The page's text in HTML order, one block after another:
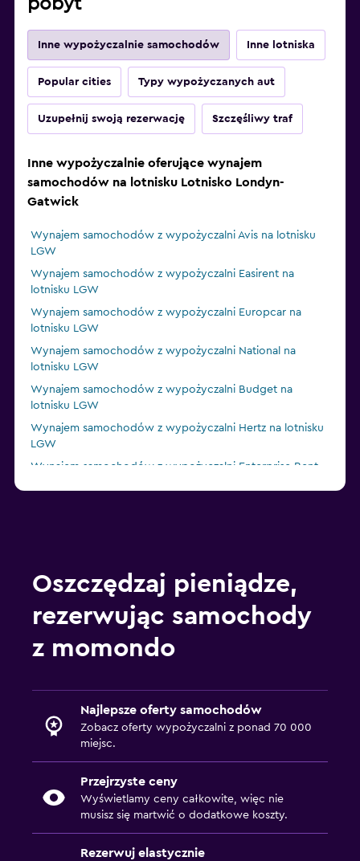
pobyt
Inne wypożyczalnie samochodów Inne lotniska
Popular cities Typy wypożyczanych aut
Uzupełnij swoją rezerwację Szczęśliwy traf
Inne wypożyczalnie oferujące wynajem
samochodów na lotnisku Lotnisko Londyn-
Gatwick
Wynajem samochodów z wypożyczalni Avis na lotnisku
LGW
Wynajem samochodów z wypożyczalni Easirent na
lotnisku LGW
Wynajem samochodów z wypożyczalni Europcar na
lotnisku LGW
Wynajem samochodów z wypożyczalni National na
lotnisku LGW
Wynajem samochodów z wypożyczalni Budget na
lotnisku LGW
Wynajem samochodów z wypożyczalni Hertz na lotnisku
LGW
Wynajem samochodów z wypożyczalni Enterprise Rent-
Oszczędzaj pieniądze,
rezerwując samochody
z momondo
Najlepsze oferty samochodów
Zobacz oferty wypożyczalni z ponad 70 000
miejsc.
Przejrzyste ceny
Wyświetlamy ceny całkowite, więc nie
musisz się martwić o dodatkowe koszty.
Rezerwuj elastycznie